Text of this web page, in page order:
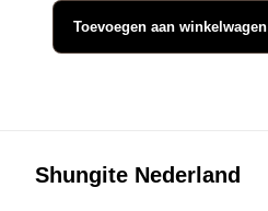
Toevoegen aan winkelwagen
Shungite Nederland